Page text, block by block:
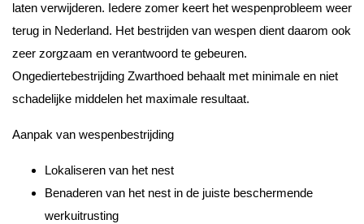
laten verwijderen. Iedere zomer keert het wespenprobleem weer
terug in Nederland. Het bestrijden van wespen dient daarom ook
zeer zorgzaam en verantwoord te gebeuren.
Ongediertebestrijding Zwarthoed behaalt met minimale en niet
schadelijke middelen het maximale resultaat.
Aanpak van wespenbestrijding
Lokaliseren van het nest
Benaderen van het nest in de juiste beschermende
werkuitrusting